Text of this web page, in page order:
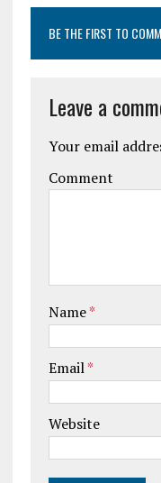
BE THE FIRST TO
Leave a
Your email
Comment
Name*
Email*
Website